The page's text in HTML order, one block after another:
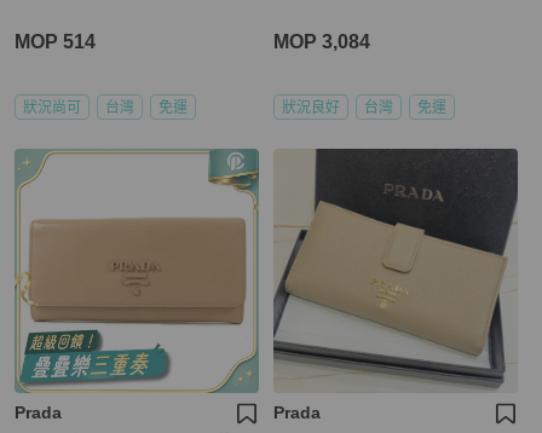
MOP 514
狀況尚可 台灣 免運
MOP 3,084
狀況良好 台灣 免運
Prada Prada